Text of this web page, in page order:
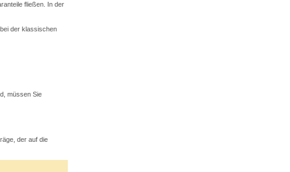
fließen. In der
der klassischen
müssen Sie
der auf die